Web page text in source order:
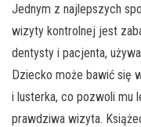
Jednym z najlepszych
wizyty kontrolnej jest
dentysty i pacjenta,
Dziecko może bawić się
i lusterka, co pozwoli mu
prawdziwa wizyta.